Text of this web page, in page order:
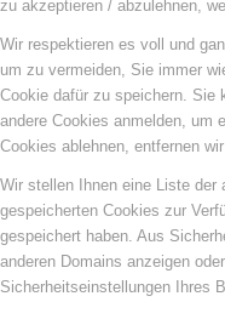
zu akzeptieren / abzulehnen,
Wir respektieren es voll und
um zu vermeiden, Sie immer
Cookie dafür zu speichern. Sie
andere Cookies anmelden, um
Cookies ablehnen, entfernen
Wir stellen Ihnen eine Liste der
gespeicherten Cookies zur
gespeichert haben. Aus
anderen Domains anzeigen
Sicherheitseinstellungen Ihres